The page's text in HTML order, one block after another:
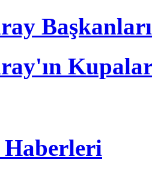
Başkanları
Haberleri